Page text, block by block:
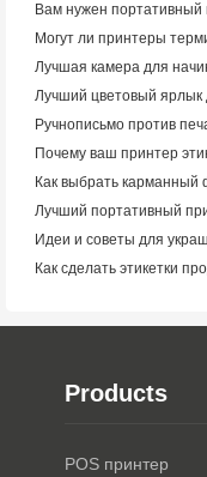
Лучшая камера для
Почему ваш принтер
Идеи и советы для
Products
POS принтер